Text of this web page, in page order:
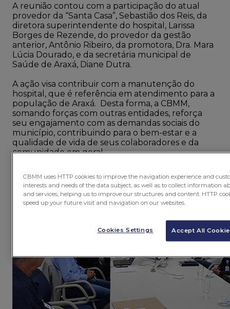
A reunião contou com a participação do atual
provedor da “Santa Casa”, Sebastião dos Reis, da
diretora superintendente do hospital, Larissa
Borges de Rezende, do provedor da gestão
anterior, Antônio Ribeiro, da promotora, Dra. Mara
Lúcia Dourado, e da secretária municipal de
Saúde de Araxá, Diane Dutra.
A ação visa contribuir com a manutenção do
hospital, que é referência em atendimento para a
população de Araxá. Desta forma, a CBMM,
somando forças com outras entidades, reforça
seu engajamento com as demandas sociais do
município, contribuindo para o bem-estar e a
qualidade de vida de seus colaboradores e da
comunidade em geral.
CBMM uses HTTP cookies to improve the navigation experience and
interests and needs of the data subject, as well as to collect information
and services, helping us to improve our structures and content. HTTP
speed up your future visit and navigation on our websites.
Accept All
Cookies Settings